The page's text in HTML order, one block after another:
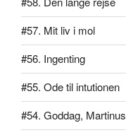
#57. Mit liv i mol
#56. Ingenting
#55. Ode til intutionen
#54. Goddag, Martinus